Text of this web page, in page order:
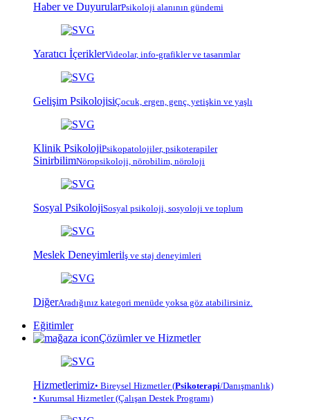
Haber ve DuyurularPsikoloji alanının gündemi
Yaratıcı İçeriklerVideolar, info-grafikler ve tasarımlar
Gelişim PsikolojisiÇocuk, ergen, genç, yetişkin ve yaşlı
Klinik PsikolojiPsikopatolojiler, psikoterapiler
SinirbilimNöropsikoloji, nörobilim, nöroloji
Sosyal PsikolojiSosyal psikoloji, sosyoloji ve toplum
Meslek Deneyimleriİş ve staj deneyimleri
DiğerAradığınız kategori menüde yoksa göz atabilirsiniz.
Eğitimler
Çözümler ve Hizmetler
Hizmetlerimiz• Bireysel Hizmetler (Psikoterapi/Danışmanlık)
• Kurumsal Hizmetler (Çalışan Destek Programı)